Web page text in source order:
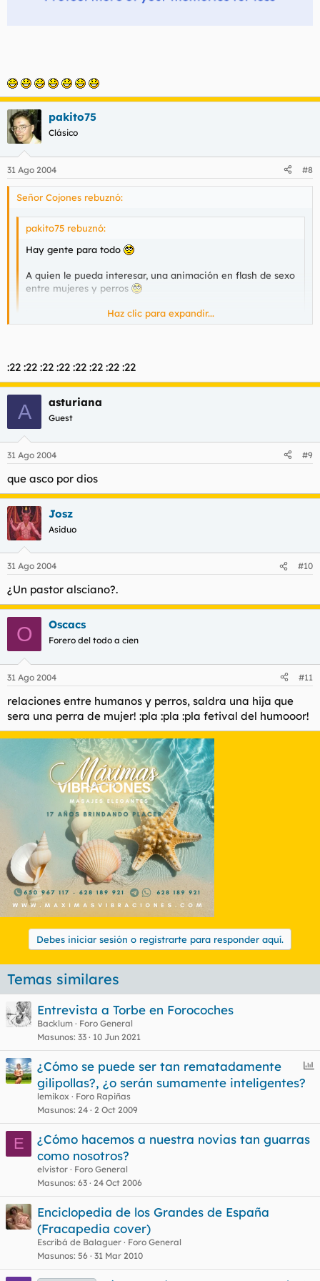
pakito75
Clásico
31 Ago 2004 #8
Señor Cojones rebuznó:
pakito75 rebuznó:
Hay gente para todo
A quien le pueda interesar, una animación en flash de sexo
entre mujeres y perros
https://terra.es/personal8/flashs/zoolesson.swf
Haz clic para expandir...
Haz clic para expandir...
:22 :22 :22 :22 :22 :22 :22 :22
A asturiana
Guest
31 Ago 2004 #9
que asco por dios
Josz
Asiduo
31 Ago 2004 #10
¿Un pastor alsciano?.
O Oscacs
Forero del todo a cien
31 Ago 2004 #11
relaciones entre humanos y perros, saldra una hija que
sera una perra de mujer! :pla :pla :pla fetival del humooor!
Debes iniciar sesión o registrarte para responder aquí.
Temas similares
Entrevista a Torbe en Forocoches
Backlum
Foro General
Masunos 33 10 Jun 2021
e
¿Cómo se puede ser tan rematadamente
gilipollas?, ¿o serán sumamente inteligentes?
lemikox
Foro Rapiñas
Masunos 24 2 Oct 2009
E
¿Cómo hacemos a nuestra novias tan guarras
como nosotros?
elvistor
Foro General
Masunos 63 24 Oct 2006
Enciclopedia de los Grandes de España
(Fracapedia cover)
Escribá de Balaguer
Foro General
Masunos 56 31 Mar 2010